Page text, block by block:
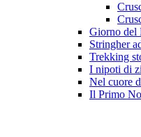
Giorno del
Stringher
Trekking
I nipoti di
Nel cuore
Il Primo